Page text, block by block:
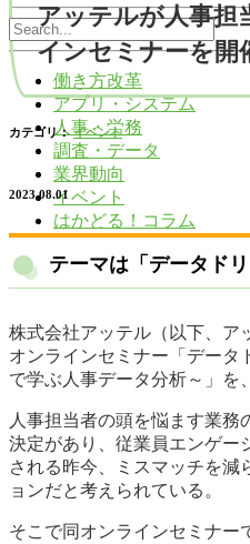
働き方改革
アプリ・システム
人事・労務
調査・データ
業界動向
イベント
はかどる！コラム
アッテルが人事担
インセミナーを開
カテゴリ： イベント
2023.08.01
テーマは「データド
株式会社アッテル（以下、ア
オンラインセミナー「データ
で学ぶ人事データ分析～」を
人事担当者の頭を悩ます業務
決定があり、従業員エンゲー
される昨今、ミスマッチを減
ョンだと考えられている。
そこで同オンラインセミナー